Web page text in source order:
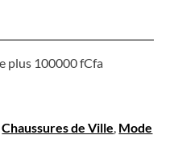
plus 100000 fCfa
Chaussures de Ville, Mode